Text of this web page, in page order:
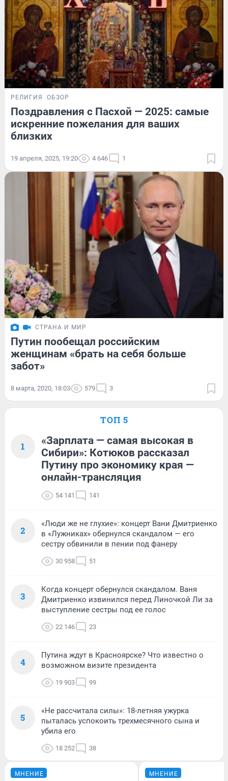
РЕЛИГИЯ ОБЗОР
Поздравления с Пасхой — 2025: самые
искренние пожелания для ваших
близких
19 апреля, 2025, 19:20 4 646 1
СТРАНА И МИР
Путин пообещал российским
женщинам «брать на себя больше
забот»
8 марта, 2020, 18:03 579 3
ТОП 5
1
«Зарплата — самая высокая в
Сибири»: Котюков рассказал
Путину про экономику края —
онлайн-трансляция
54 141 141
2
«Люди же не глухие»: концерт Вани Дмитриенко
в «Лужниках» обернулся скандалом — его
сестру обвинили в пении под фанеру
30 958 51
3
Когда концерт обернулся скандалом. Ваня
Дмитриенко извинился перед Линочкой Ли за
выступление сестры под ее голос
22 146 23
4
Путина ждут в Красноярске? Что известно о
возможном визите президента
19 903 99
5
«Не рассчитала силы»: 18-летняя ужурка
пыталась успокоить трехмесячного сына и
убила его
18 252 38
МНЕНИЕ МНЕНИЕ